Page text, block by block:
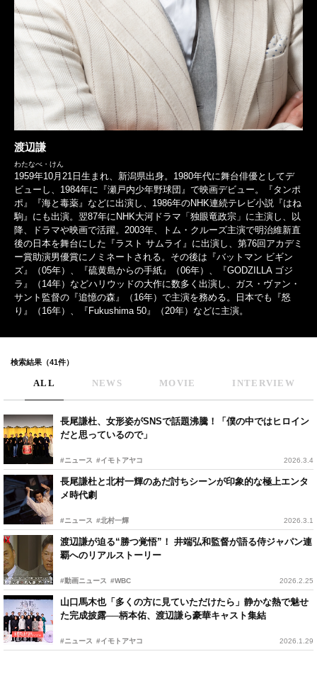
渡辺謙
わたなべ・けん
1959年10月21日生まれ、新潟県出身。1980年代に舞台俳優としてデ
ビューし、1984年に『瀬戸内少年野球団』で映画デビュー。『タンポ
ポ』『海と毒薬』などに出演し、1986年のNHK連続テレビ小説『はね
駒』にも出演。翌87年にNHK大河ドラマ「独眼竜政宗」に主演し、以
降、ドラマや映画で活躍。2003年、トム・クルーズ主演で明治維新直
後の日本を舞台にした『ラスト サムライ』に出演し、第76回アカデミ
ー賞助演男優賞にノミネートされる。その後は『バットマン ビギン
ズ』（05年）、『硫黄島からの手紙』（06年）、『GODZILLA ゴジ
ラ』（14年）などハリウッドの大作に数多く出演し、ガス・ヴァン・
サント監督の『追憶の森』（16年）で主演を務める。日本でも『怒
り』（16年）、『Fukushima 50』（20年）などに主演。
検索結果（41件）
ALL NEWS MOVIE INTERVIEW
長尾謙杜、女形姿がSNSで話題沸騰！「僕の中ではヒロイン
だと思っているので」
#ニュース #イモトアヤコ 2026.3.4
長尾謙杜と北村一輝のあだ討ちシーンが印象的な極上エンタ
メ時代劇
#ニュース #北村一輝 2026.3.1
渡辺謙が迫る“勝つ覚悟”！ 井端弘和監督が語る侍ジャパン連
覇へのリアルストーリー
#動画ニュース #WBC 2026.2.25
山口馬木也「多くの方に見ていただけたら」静かな熱で魅せ
た完成披露──柄本佑、渡辺謙ら豪華キャスト集結
#ニュース #イモトアヤコ 2026.1.29